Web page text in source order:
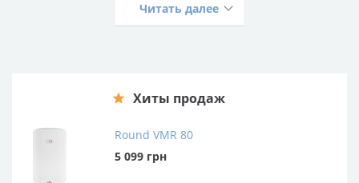
водонагревателей Atlantic на 65 литров
Читать далее
Хиты продаж
Round VMR 80
5 099 грн